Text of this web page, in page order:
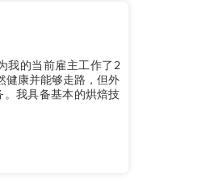
我的当前雇主工作了2
健康并能够走路，但外
我具备基本的烘焙技